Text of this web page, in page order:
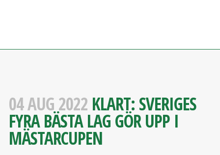
04 AUG 2022 KLART: SVERIGES
FYRA BÄSTA LAG GÖR UPP I
MÄSTARCUPEN